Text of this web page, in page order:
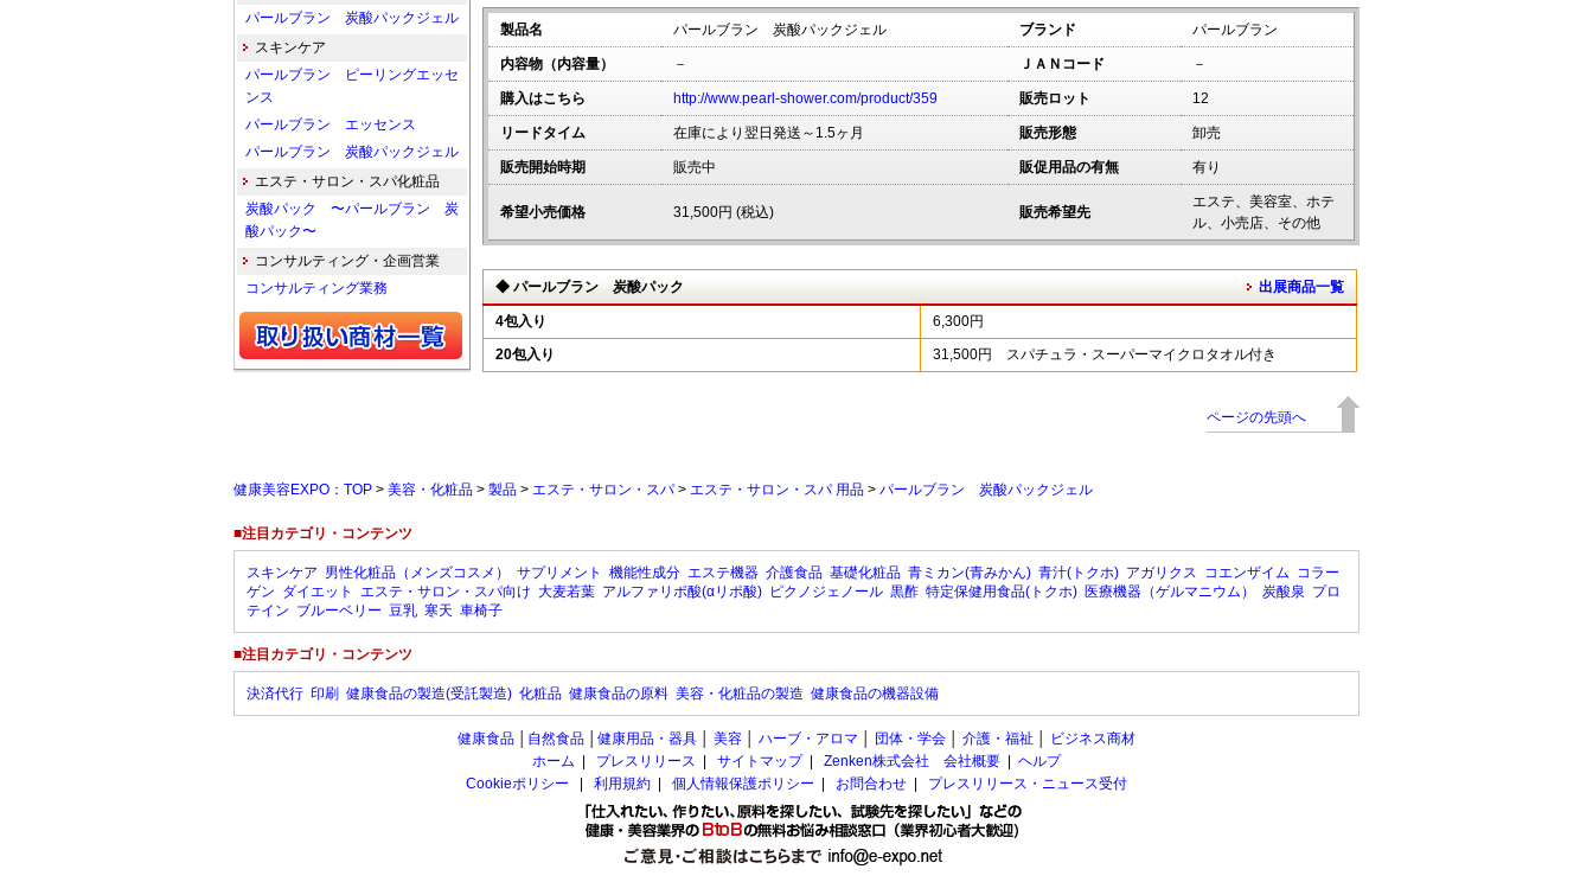
製品名 パールブラン 炭酸パックジェル ブランド パールブラン
内容物（内容量） － ＪＡＮコード －
購入はこちら http://www.pearl-shower.com/product/359 販売ロット 12
リードタイム 在庫により翌日発送～1.5ヶ月 販売形態 卸売
販売開始時期 販売中 販促用品の有無 有り
希望小売価格 31,500円 (税込) 販売希望先
エステ、美容室、ホテ
ル、小売店、その他
◆ パールブラン 炭酸パック 出展商品一覧
4包入り
6,300円
20包入り
31,500円 スパチュラ・スーパーマイクロタオル付き
ページの先頭へ
パールブラン 炭酸パックジェル
スキンケア
パールブラン ピーリングエッセ
ンス
パールブラン エッセンス
パールブラン 炭酸パックジェル
エステ・サロン・スパ化粧品
炭酸パック 〜パールブラン 炭
酸パック〜
コンサルティング・企画営業
コンサルティング業務
健康美容EXPO：TOP > 美容・化粧品 > 製品 > エステ・サロン・スパ> エステ・サロン・スパ 用品 > パールブラン 炭酸パックジェル
■注目カテゴリ・コンテンツ
スキンケア 男性化粧品（メンズコスメ） サプリメント 機能性成分 エステ機器 介護食品 基礎化粧品 青ミカン(青みかん) 青汁(トクホ) アガリクス コエンザイム コラー
ゲン ダイエット エステ・サロン・スパ向け 大麦若葉 アルファリポ酸(αリポ酸) ピクノジェノール 黒酢 特定保健用食品(トクホ) 医療機器（ゲルマニウム） 炭酸泉 プロ
テイン ブルーベリー 豆乳 寒天 車椅子
■注目カテゴリ・コンテンツ
決済代行 印刷 健康食品の製造(受託製造) 化粧品 健康食品の原料 美容・化粧品の製造 健康食品の機器設備
健康食品 自然食品 健康用品・器具 美容 ハーブ・アロマ 団体・学会 介護・福祉
ビジネス商材
ホーム
プレスリリース サイトマップ| Zenken株式会社 会社概要
ヘルプ
Cookieポリシー
利用規約 個人情報保護ポリシー お問合わせ プレスリリース・ニュース受付